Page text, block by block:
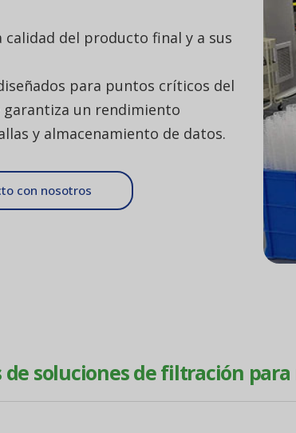
del producto final y a sus
para puntos críticos del
un rendimiento
y almacenamiento de datos.
con nosotros
de soluciones de filtración